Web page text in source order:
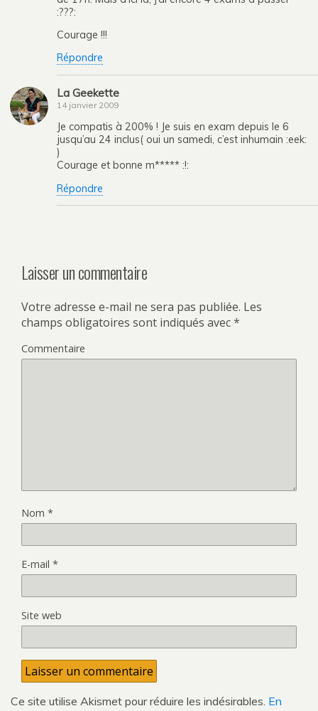
:???:
Courage !!!
Répondre
La Geekette
14 janvier 2009
Je compatis à 200% ! Je suis en exam depuis le 6
jusqu’au 24 inclus( oui un samedi, c’est inhumain :eek:
)
Courage et bonne m***** :!:
Répondre
Laisser un commentaire
Votre adresse e-mail ne sera pas publiée. Les
champs obligatoires sont indiqués avec*
Commentaire
Nom *
E-mail *
Site web
Ce site utilise Akismet pour réduire les indésirables. En